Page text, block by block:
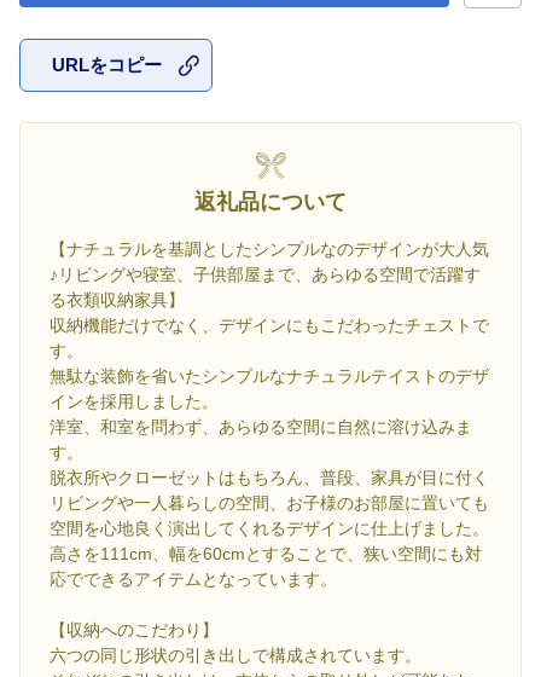
URLをコピー
返礼品について
【ナチュラルを基調としたシンプルなのデザインが大人気
♪リビングや寝室、子供部屋まで、あらゆる空間で活躍す
る衣類収納家具】
収納機能だけでなく、デザインにもこだわったチェストで
す。
無駄な装飾を省いたシンプルなナチュラルテイストのデザ
インを採用しました。
洋室、和室を問わず、あらゆる空間に自然に溶け込みま
す。
脱衣所やクローゼットはもちろん、普段、家具が目に付く
リビングや一人暮らしの空間、お子様のお部屋に置いても
空間を心地良く演出してくれるデザインに仕上げました。
高さを111cm、幅を60cmとすることで、狭い空間にも対
応でできるアイテムとなっています。
【収納へのこだわり】
六つの同じ形状の引き出しで構成されています。